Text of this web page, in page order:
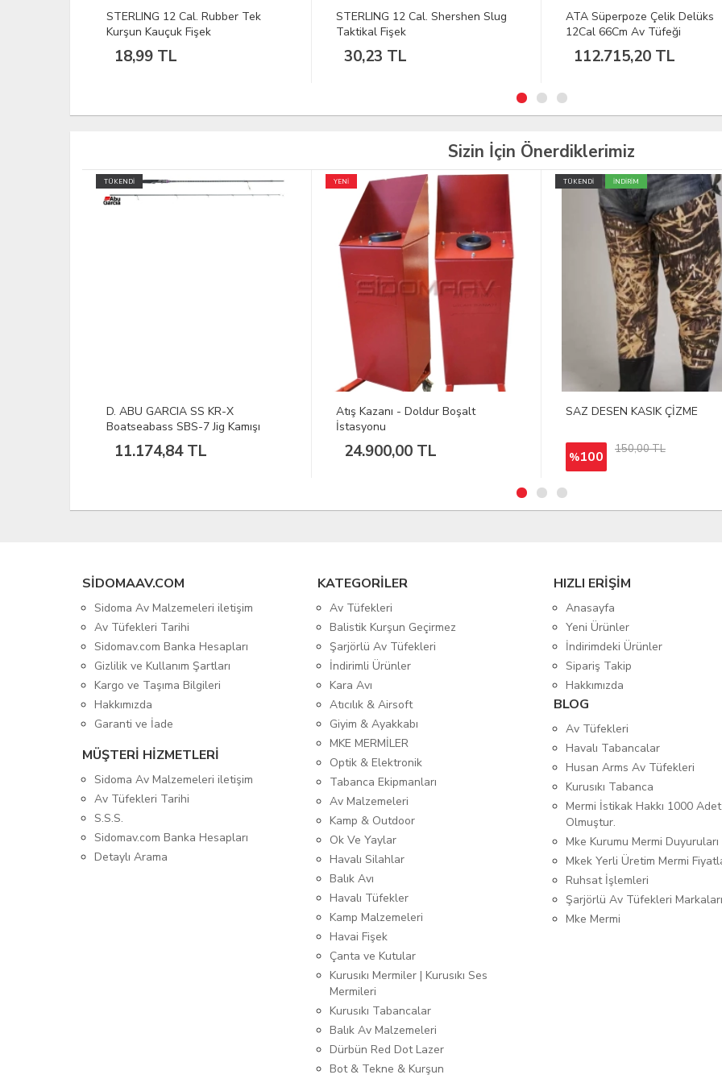
STERLING 12 Cal. Shershen Slug
Taktikal Fişek
30,23 TL
ATA Süperpoze Çelik Delüks
12Cal 66Cm Av Tüfeği
112.715,20 TL
ATA Neo Taktik II 12 Cal 47
Tüfeği
41.270,43 TL
Sizin İçin Önerdiklerimiz
YENİ
Atış Kazanı - Doldur Boşalt
İstasyonu
24.900,00 TL
TÜKENDİ İNDİRİM
SAZ DESEN KASIK ÇİZME
%100 150,00 TL
TÜKENDİ
D. GAMAKATSU Tuned Assist
283,16 TL
SIDOMAAV.COM
Sidoma Av Malzemeleri iletişim
Av Tüfekleri Tarihi
Sidomav.com Banka Hesapları
Gizlilik ve Kullanım Şartları
Kargo ve Taşıma Bilgileri
Hakkımızda
Garanti ve İade
MÜŞTERİ HİZMETLERİ
Sidoma Av Malzemeleri iletişim
Av Tüfekleri Tarihi
S.S.S.
Sidomav.com Banka Hesapları
Detaylı Arama
KATEGORİLER
Av Tüfekleri
Balistik Kurşun Geçirmez
Şarjörlü Av Tüfekleri
İndirimli Ürünler
Kara Avı
Atıcılık & Airsoft
Giyim & Ayakkabı
MKE MERMİLER
Optik & Elektronik
Tabanca Ekipmanları
Av Malzemeleri
Kamp & Outdoor
Ok Ve Yaylar
Havalı Silahlar
Balık Avı
Havalı Tüfekler
Kamp Malzemeleri
Havai Fişek
Çanta ve Kutular
Kurusıkı Mermiler | Kurusıkı Ses
Mermileri
Kurusıkı Tabancalar
Balık Av Malzemeleri
Dürbün Red Dot Lazer
Bot & Tekne & Kurşun
HIZLI ERİŞİM
Anasayfa
Yeni Ürünler
İndirimdeki Ürünler
Sipariş Takip
Hakkımızda
BLOG
Av Tüfekleri
Havalı Tabancalar
Husan Arms Av Tüfekleri
Kurusıkı Tabanca
Mermi İstikak Hakkı 1000 Adet
Olmuştur.
Mke Kurumu Mermi
Mkek Yerli Üretim Mermi
Ruhsat İşlemleri
Şarjörlü Av Tüfekleri Markaları
Mke Mermi